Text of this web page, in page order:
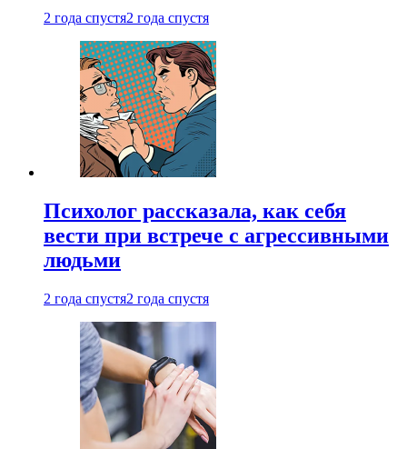
2 года спустя2 года спустя
Психолог рассказала, как себя
вести при встрече с агрессивными
людьми
2 года спустя2 года спустя